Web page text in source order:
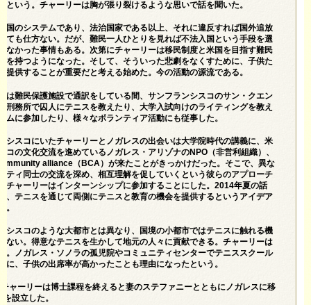
という。チャーリーは胸が張り裂けるような思いで話を聞いた。
国のシステムであり、法治国家である以上、それに違反すれば国外追放
ても仕方ない。だが、難民一人ひとりを見れば不法入国という手段を選
なかった事情もある。次第にチャーリーは移民制度と米国を目指す難民
を持つようになった。そして、そういった悲劇をなくすために、子供た
提供することが重要だと考える始めた。今の活動の源流である。
は難民保護施設で通訳をしている間、サンフランシスコのサン・クエン
刑務所で囚人にテニスを教えたり、大学入試向けのライティングを教え
ムに参加したり、様々なボランティア活動にも従事した。
シスコにいたチャーリーとノガレスの出会いは大学院時代の講義に、米
コの文化交流を進めているノガレス・アリゾナのNPO（非営利組織）、
alliance（BCA）が来たことがきっかけだった。そこで、異な
ティ同士の交流を深め、相互理解を促していくという彼らのアプローチ
チャーリーはインターンシップに参加することにした。2014年夏の話
、テニスを通じて両側にテニスと教育の機会を提供するというアイデア
。
シスコのような大都市とは異なり、国境の小都市ではテニスに触れる機
ない。得意なテニスを生かして地元の人々に貢献できる。チャーリーは
。ノガレス・ソノラの孤児院やコミュニティセンターでテニススクール
に、子供の出席率が高かったことも理由になったという。
ャーリーは博士課程を終えると妻のステファニーとともにノガレスに移
設立した。